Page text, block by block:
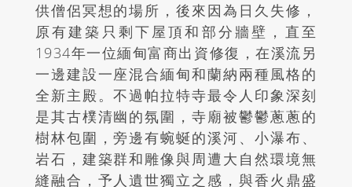
供僧侶冥想的場所，後來因為日久失修，
原有建築只剩下屋頂和部分牆壁，直至
1934年一位緬甸富商出資修復，在溪流另
一邊建設一座混合緬甸和蘭納兩種風格的
全新主殿。不過帕拉特寺最令人印象深刻
是其古樸清幽的氛圍，寺廟被鬱鬱蔥蔥的
樹林包圍，旁邊有蜿蜒的溪河、小瀑布、
岩石，建築群和雕像與周遭大自然環境無
縫融合，予人遺世獨立之感，與香火鼎盛